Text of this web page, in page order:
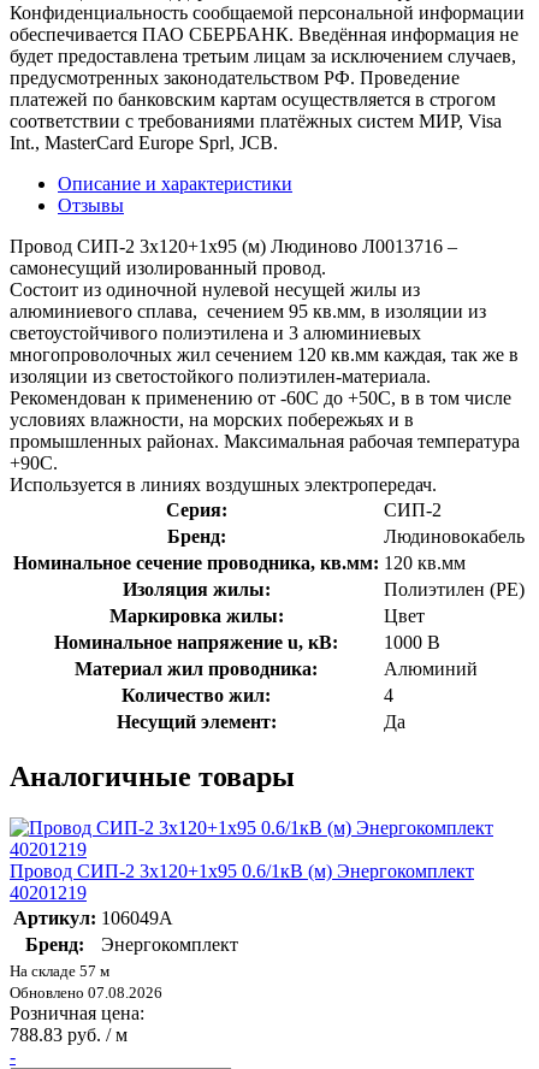
Конфиденциальность сообщаемой персональной информации
обеспечивается ПАО СБЕРБАНК. Введённая информация не
будет предоставлена третьим лицам за исключением случаев,
предусмотренных законодательством РФ. Проведение
платежей по банковским картам осуществляется в строгом
соответствии с требованиями платёжных систем МИР, Visa
Int., MasterCard Europe Sprl, JCB.
Описание и характеристики
Отзывы
Провод СИП-2 3х120+1х95 (м) Людиново Л0013716 –
самонесущий изолированный провод.
Состоит из одиночной нулевой несущей жилы из
алюминиевого сплава, сечением 95 кв.мм, в изоляции из
светоустойчивого полиэтилена и 3 алюминиевых
многопроволочных жил сечением 120 кв.мм каждая, так же в
изоляции из светостойкого полиэтилен-материала.
Рекомендован к применению от -60С до +50С, в в том числе
условиях влажности, на морских побережьях и в
промышленных районах. Максимальная рабочая температура
+90С.
Используется в линиях воздушных электропередач.
Серия:
СИП-2
Бренд:
Людиновокабель
Номинальное сечение проводника, кв.мм: 120 кв.мм
Изоляция жилы:
Полиэтилен (PE)
Маркировка жилы:
Цвет
Номинальное напряжение u, кВ:
1000 В
Материал жил проводника:
Алюминий
Количество жил:
4
Несущий элемент:
Да
Аналогичные товары
Провод СИП-2 3х120+1х95 0.6/1кВ (м) Энергокомплект
40201219
Артикул: 106049А
Бренд:
Энергокомплект
На складе 57 м
Обновлено 07.08.2026
Розничная цена:
788.83 руб. / м
-